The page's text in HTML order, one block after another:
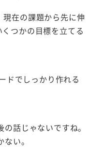
在の課題から先に伸
つかの目標を立てる
ドでしっかり作れる
話じゃないですね。
い。